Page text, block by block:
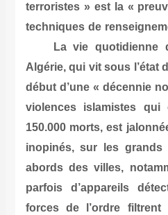
terroristes » est la «
techniques de
La vie quotidienne
Algérie, qui vit sous l’état
début d’une « décennie
violences islamistes qui
150.000 morts, est
inopinés, sur les
abords des villes,
parfois d’appareils
forces de l’ordre filtrent